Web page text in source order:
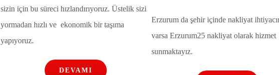
sizin için bu süreci hızlandırıyoruz. Üstelik sizi
yormadan hızlı ve ekonomik bir taşıma
yapıyoruz.
DEVAMI
Erzurum da şehir içinde nakliyat
varsa Erzurum25 nakliyat olarak hizmet
sunmaktayız.